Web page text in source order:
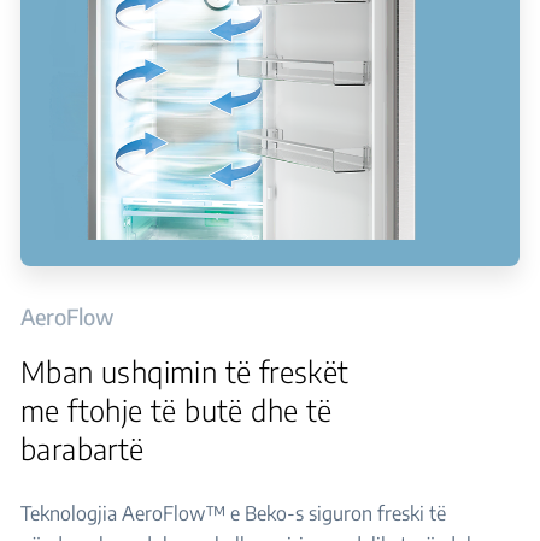
AeroFlow
Mban ushqimin të freskët
me ftohje të butë dhe të
barabartë
Teknologjia AeroFlow™ e Beko-s siguron freski të